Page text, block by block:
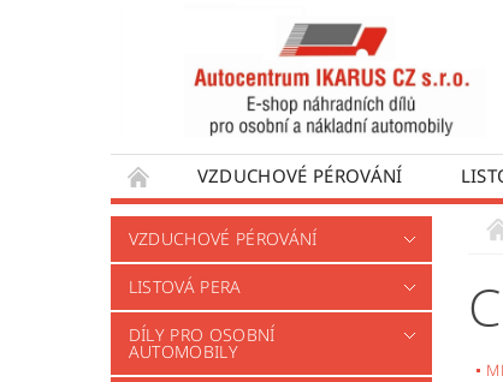
VZDUCHOVÉ PÉROVÁNÍ
DÍLY PRO AUTOBUSY
DÍLY PRO
VÝROBA VENTILŮ MOTORU
VZDUCHOVÉ PÉROVÁNÍ
LISTOVÁ PERA
DÍLY PRO OSOBNÍ
AUTOMOBILY